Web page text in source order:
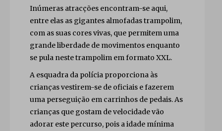
Inúmeras atracções encontram-se aqui,
entre elas as gigantes almofadas trampolim,
com as suas cores vivas, que permitem uma
grande liberdade de movimentos enquanto
se pula neste trampolim em formato XXL.
A esquadra da polícia proporciona às
crianças vestirem-se de oficiais e fazerem
uma perseguição em carrinhos de pedais. As
crianças que gostam de velocidade vão
adorar este percurso, pois a idade mínima